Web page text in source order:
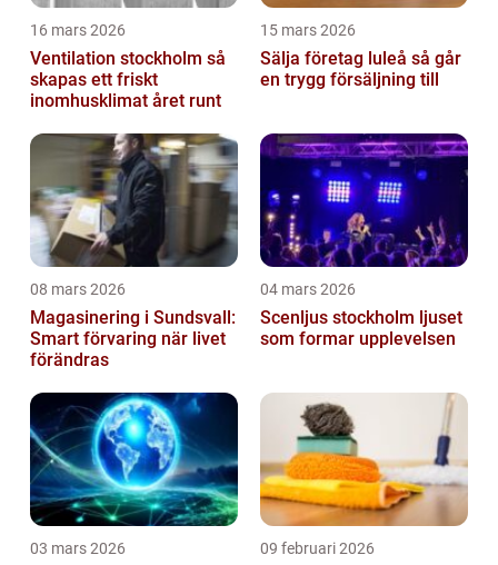
16 mars 2026
Ventilation stockholm så
skapas ett friskt
inomhusklimat året runt
15 mars 2026
Sälja företag luleå så går
en trygg försäljning till
08 mars 2026
Magasinering i Sundsvall:
Smart förvaring när livet
förändras
04 mars 2026
Scenljus stockholm ljuset
som formar upplevelsen
03 mars 2026 09 februari 2026